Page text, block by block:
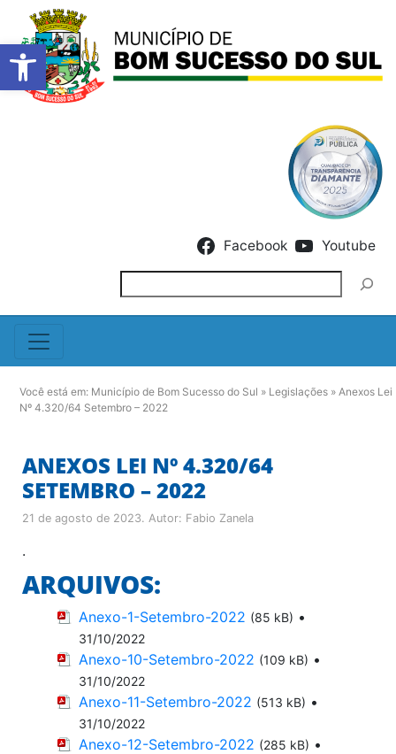
Barra de Ferramentas
Facebook Youtube
Você está em: Município de Bom Sucesso do Sul » Legislações » Anexos Lei
Nº 4.320/64 Setembro – 2022
ANEXOS LEI Nº 4.320/64
SETEMBRO – 2022
21 de agosto de 2023. Autor: Fabio Zanela
.
ARQUIVOS:
Anexo-1-Setembro-2022 (85 kB) •
31/10/2022
Anexo-10-Setembro-2022 (109 kB) •
31/10/2022
Anexo-11-Setembro-2022 (513 kB) •
31/10/2022
Anexo-12-Setembro-2022 (285 kB) •